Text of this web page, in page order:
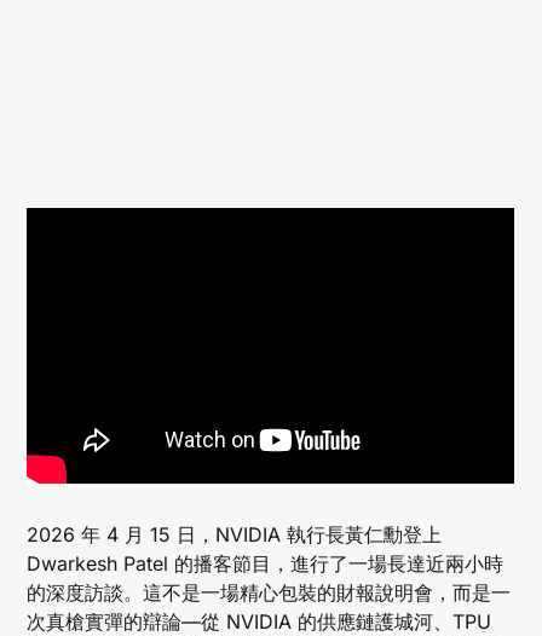
2026 年 4 月 15 日，NVIDIA 執行長黃仁勳登上
Dwarkesh Patel 的播客節目，進行了一場長達近兩小時
的深度訪談。這不是一場精心包裝的財報說明會，而是一
次真槍實彈的辯論—從 NVIDIA 的供應鏈護城河、TPU